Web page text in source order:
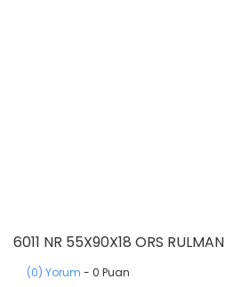
6011 NR 55X90X18 ORS RULMAN
(0) Yorum - 0 Puan